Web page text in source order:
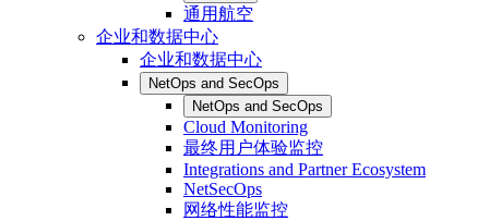
通用航空
企业和数据中心
企业和数据中心
NetOps and SecOps
NetOps and SecOps
Cloud Monitoring
最终用户体验监控
Integrations and Partner Ecosystem
NetSecOps
网络性能监控